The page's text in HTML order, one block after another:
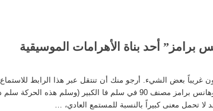
أحد بناة الأهرامات الموسيقية
غريباً بعض الشيء. أرجو منك أن تنتقل عبر هذا الرابط
الحركة الثالثة من السيمفونية الثالثة ليوهانس برامز مصنف 90 في سلم فا الكبير (وسلم هذه الحركة
تحمل معنى كبيراً بالنسبة للمستمع العادي، …